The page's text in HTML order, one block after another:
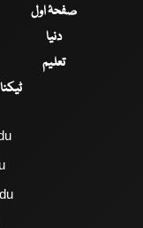
صفحۂ اول
دنیا
تعلیم